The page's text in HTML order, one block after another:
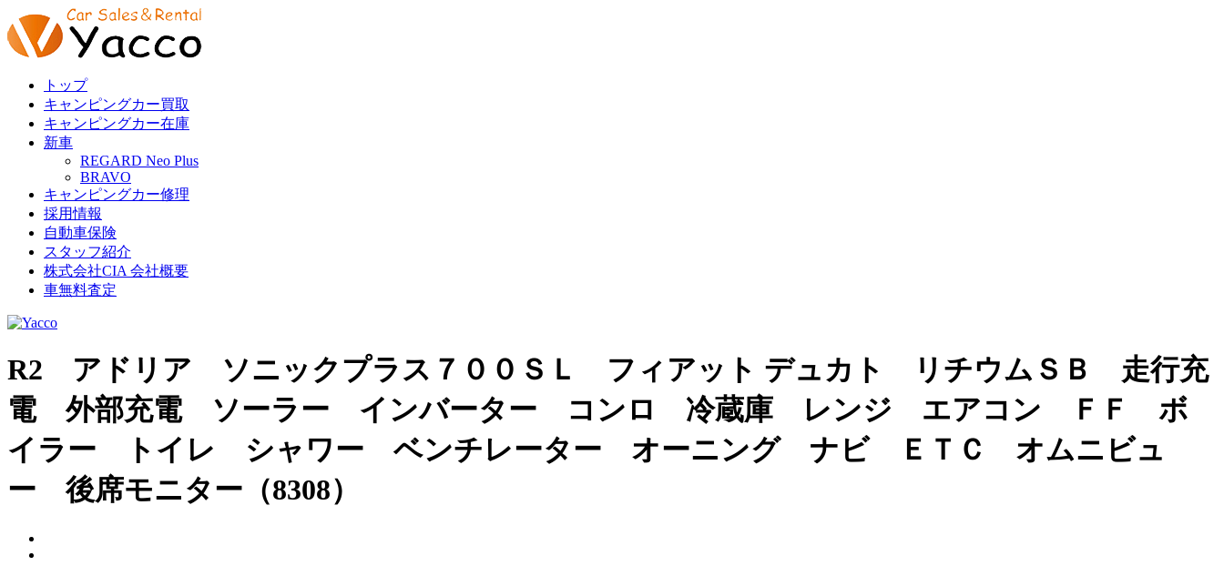
トップ
キャンピングカー買取
キャンピングカー在庫
新車
REGARD Neo Plus
BRAVO
キャンピングカー修理
採用情報
自動車保険
スタッフ紹介
株式会社CIA 会社概要
車無料査定
R2 アドリア ソニックプラス７００ＳＬ フィアット デュカト リチウムＳＢ 走行充
電 外部充電 ソーラー インバーター コンロ 冷蔵庫 レンジ エアコン ＦＦ ボ
イラー トイレ シャワー ベンチレーター オーニング ナビ ＥＴＣ オムニビュ
ー 後席モニター（8308）